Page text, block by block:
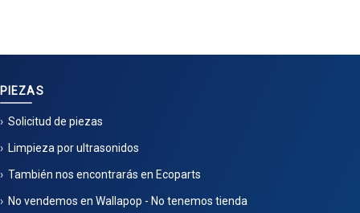
PIEZAS
Solicitud de piezas
Limpieza por ultrasonidos
También nos encontrarás en Ecoparts
No vendemos en Wallapop - No tenemos tienda